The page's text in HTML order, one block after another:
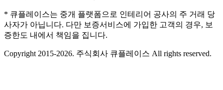
* 큐플레이스는 중개 플랫폼으로 인테리어 공사의 주 거래 당
사자가 아닙니다. 다만 보증서비스에 가입한 고객의 경우, 보
증한도 내에서 책임을 집니다.
Copyright 2015-2026. 주식회사 큐플레이스 All rights reserved.